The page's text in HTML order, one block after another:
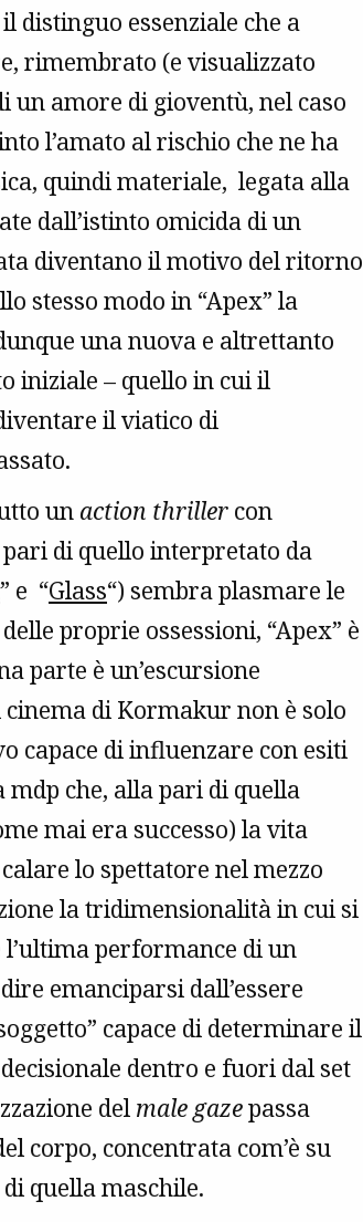
distinguo essenziale che a
rimembrato (e visualizzato
amore di gioventù, nel caso
l’amato al rischio che ne ha
quindi materiale, legata alla
dall’istinto omicida di un
diventano il motivo del ritorno
stesso modo in “Apex” la
una nuova e altrettanto
iniziale – quello in cui il
il viatico di
un action thriller con
pari di quello interpretato da
” e “Glass“) sembra plasmare le
proprie ossessioni, “Apex” è
parte è un’escursione
cinema di Kormakur non è solo
capace di influenzare con esiti
mdp che, alla pari di quella
mai era successo) la vita
lo spettatore nel mezzo
la tridimensionalità in cui si
l’ultima performance di un
emanciparsi dall’essere
capace di determinare il
dentro e fuori dal set
del male gazepassa
corpo, concentrata com’è su
quella maschile.